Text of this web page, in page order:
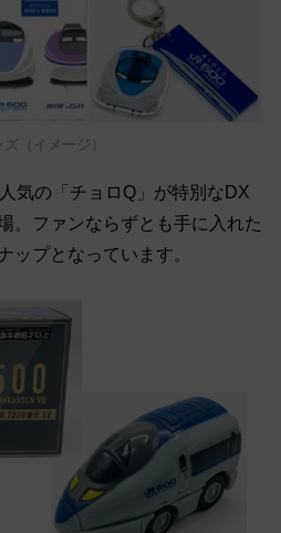
ズ（イメージ）
気の「チョロQ」が特別なDX
。ファンならずとも手に入れた
ップとなっています。